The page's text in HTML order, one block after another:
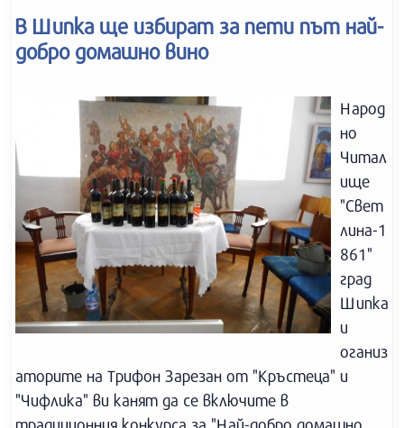
В Шипка ще избират за пети път най-
добро домашно вино
Народ
но
Читал
ище
"Свет
лина-1
861"
град
Шипка
и
оганиз
аторите на Трифон Зарезан от "Кръстеца" и
"Чифлика" ви канят да се включите в